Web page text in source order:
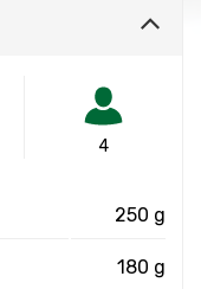
4
250 g
180 g